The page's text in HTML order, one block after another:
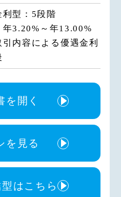
用する個人信用情
関」という）が信
適切な業務の遂行
り、必要な情報
ため
実施するにあた
債権譲渡先に提供
込人とのお取引を
行するため
特定の個人情報の
等に基づき限定さ
、当該利用目的以
せん。
利型：5段階
年3.20%～年13.00%
内容による優遇金利
を開く
を見る
はこちら